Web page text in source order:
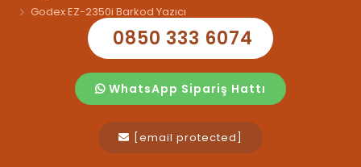
Godex EZ-2350i Barkod Yazıcı
0850 333 6074
WhatsApp Sipariş Hattı
[email protected]